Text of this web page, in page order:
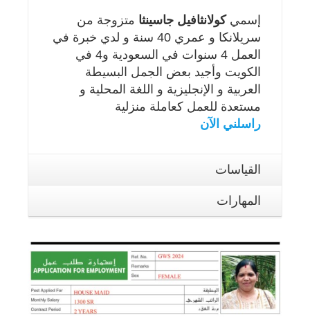
إسميكولانثافيل جاسينثا متزوجة من
سريلانكا و عمري 40 سنة و لدي خبرة في
العمل 4 سنوات في السعودية و4 في
الكويت وأجيد بعض الجمل البسيطة
العربية و الإنجليزية و اللغة المحلية و
مستعدة للعمل كعاملة منزلية
راسلني الآن
القياسات
المهارات